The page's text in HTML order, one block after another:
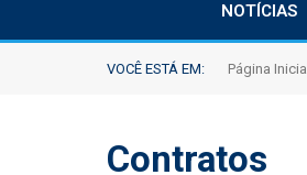
NOTÍCIAS
VOCÊ ESTÁ EM: Página Inicial
Contratos